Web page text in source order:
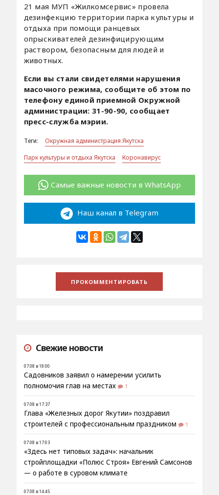
21 мая МУП «Жилкомсервис» провела
дезинфекцию территории парка культуры и
отдыха при помощи ранцевых
опрыскивателей дезинфицирующим
раствором, безопасным для людей и
животных.
Если вы стали свидетелями нарушения
масочного режима, сообщите об этом по
телефону единой приемной Окружной
администрации: 31-90-90, сообщает
пресс-служба мэрии.
Теги:
Окружная администрация Якутска
Парк культуры и отдыха Якутска
Коронавирус
Самые важные новости в WhatsApp
Наш канал в Telegram
Свежие новости
07.08 в 18:00
Садовников заявил о намерении усилить
полномочия глав на местах
1
07.08 в 17:37
Глава «Железных дорог Якутии» поздравил
строителей с профессиональным праздником
1
07.08 в 17:03
«Здесь нет типовых задач»: начальник
стройплощадки «Полюс Строя» Евгений Самсонов
— о работе в суровом климате
07.08 в 14:45